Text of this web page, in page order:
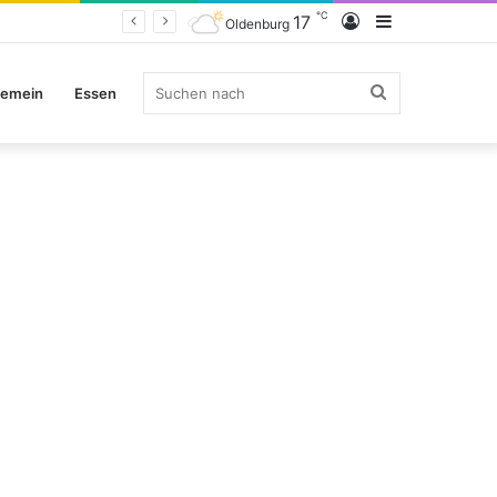
Sidebar
Anmelden
Oldenburg 17 ℃
Essen